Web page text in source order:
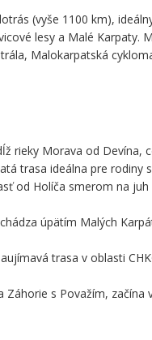
(vyše 1100 km),
lesy a Malé Karpaty.
Malokarpatská
rieky Morava od Devína,
trasa ideálna pre rodiny
od Holíča smerom na
úpätím Malých
trasa v oblasti
Záhorie s Považím, začína